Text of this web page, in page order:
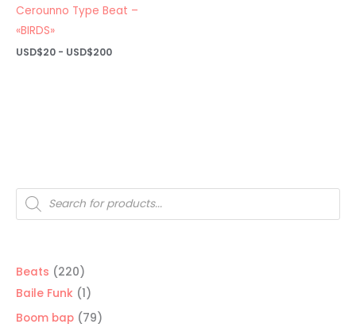
Búsqueda
de
productos
Beats 220220
productos
Baile Funk 11
producto
Boom bap 7979
Cerounno Type Beat –
«BIRDS»
USD$20 - USD$200Rango